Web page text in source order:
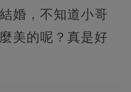
婚，不知道小哥
美的呢？真是好